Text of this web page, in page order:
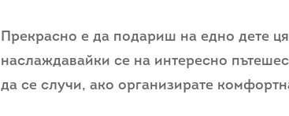
Прекрасно е да подариш на едно дете
наслаждавайки се на интересно
да се случи, ако организирате